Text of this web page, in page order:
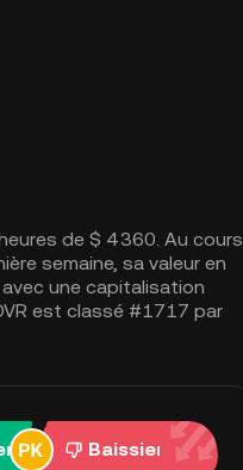
de $ 4 360. Au cours
semaine, sa valeur en
une capitalisation
est classé #1717 par
Baissier